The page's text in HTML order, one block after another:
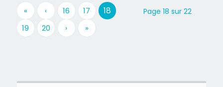
Page 18 sur 22
« ‹ 16 17 18
19 20 › »